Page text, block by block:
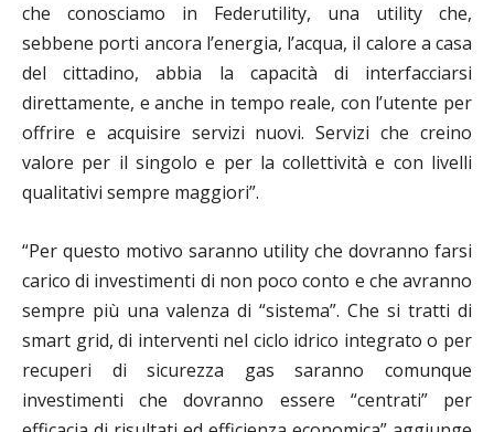
che conosciamo in Federutility, una utility che,
sebbene porti ancora l’energia, l’acqua, il calore a casa
del cittadino, abbia la capacità di interfacciarsi
direttamente, e anche in tempo reale, con l’utente per
offrire e acquisire servizi nuovi. Servizi che creino
valore per il singolo e per la collettività e con livelli
qualitativi sempre maggiori”.
“Per questo motivo saranno utility che dovranno farsi
carico di investimenti di non poco conto e che avranno
sempre più una valenza di “sistema”. Che si tratti di
smart grid, di interventi nel ciclo idrico integrato o per
recuperi di sicurezza gas saranno comunque
investimenti che dovranno essere “centrati” per